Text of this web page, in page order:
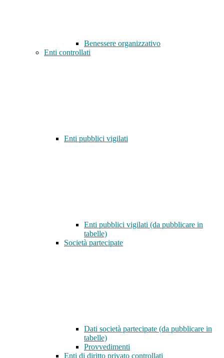
Benessere organizzativo
Enti controllati
Enti pubblici vigilati
Enti pubblici vigilati (da pubblicare in
tabelle)
Società partecipate
Dati società partecipate (da pubblicare in
tabelle)
Provvedimenti
Enti di diritto privato controllati